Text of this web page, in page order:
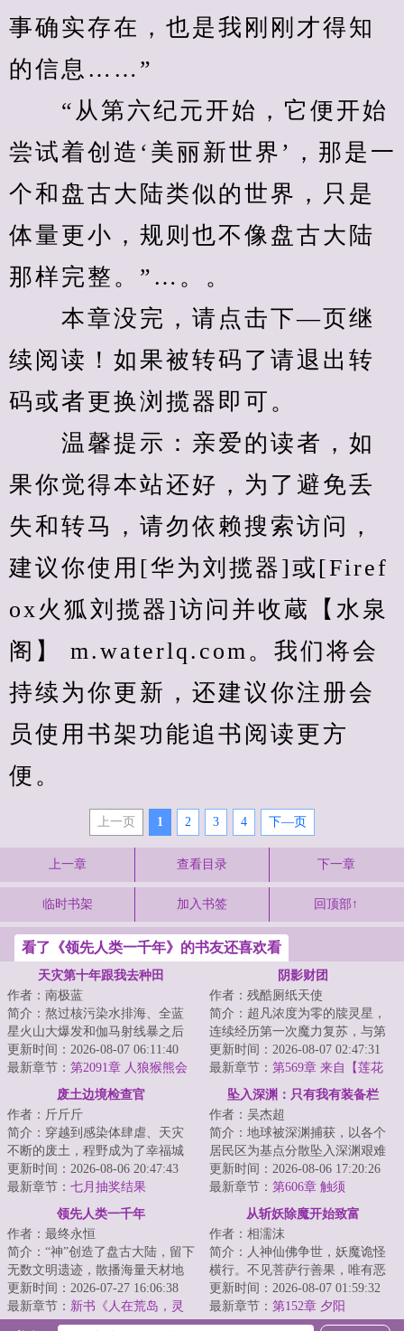
事确实存在，也是我刚刚才得知
的信息……”
“从第六纪元开始，它便开始
尝试着创造‘美丽新世界’，那是一
个和盘古大陆类似的世界，只是
体量更小，规则也不像盘古大陆
那样完整。”…。。
本章没完，请点击下—页继
续阅读！如果被转码了请退出转
码或者更换浏揽器即可。
温馨提示：亲爱的读者，如
果你觉得本站还好，为了避免丢
失和转马，请勿依赖搜索访问，
建议你使用[华为刘揽器]或[Firef
ox火狐刘揽器]访问并收蔵【水泉
阁】 m.waterlq.com。我们将会
持续为你更新，还建议你注册会
员使用书架功能追书阅读更方
便。
上一页 1 2 3 4 下—页
上一章 查看目录 下一章
临时书架 加入书签 回顶部↑
看了《领先人类一千年》的书友还喜欢看
天灾第十年跟我去种田
作者：南极蓝
简介：熬过核污染水排海、全蓝
星火山大爆发和伽马射线暴之后
的天灾第十年，夏青昂首挺胸走
出安全区。谁都...
更新时间：2026-08-07 06:11:40
最新章节： 第2091章 人狼猴熊会
阴影财团
作者：残酷厕纸天使
简介：超凡浓度为零的牍灵星，
连续经历第一次魔力复苏，与第
二次魔幻工业革命的大失败后，
再度掀起第三轮...
更新时间：2026-08-07 02:47:31
最新章节： 第569章 来自【莲花
宫】的技术指导
废土边境检查官
作者：斤斤斤
简介：穿越到感染体肆虐、天灾
不断的废土，程野成为了幸福城
的边境检查官。每一个想要加入
幸福城的幸存者...
更新时间：2026-08-06 20:47:43
最新章节： 七月抽奖结果
坠入深渊：只有我有装备栏
作者：吴杰超
简介：地球被深渊捕获，以各个
居民区为基点分散坠入深渊艰难
求生，幸存者一边要面对深渊的
恶劣环境，一边...
更新时间：2026-08-06 17:20:26
最新章节： 第606章 触须
领先人类一千年
作者：最终永恒
简介：“神”创造了盘古大陆，留下
无数文明遗迹，散播海量天材地
宝。当人类满怀雄心壮志，意图
闯荡盘古大...
更新时间：2026-07-27 16:06:38
最新章节： 新书《人在荒岛，灵
气怎么复苏了？》以及515打折活
从斩妖除魔开始致富
作者：相濡沫
简介：人神仙佛争世，妖魔诡怪
横行。不见菩萨行善果，唯有恶
魔在人间。斩尽妖魔乾坤净，浮
屠九天神鬼惊。...
更新时间：2026-08-07 01:59:32
最新章节： 第152章 夕阳